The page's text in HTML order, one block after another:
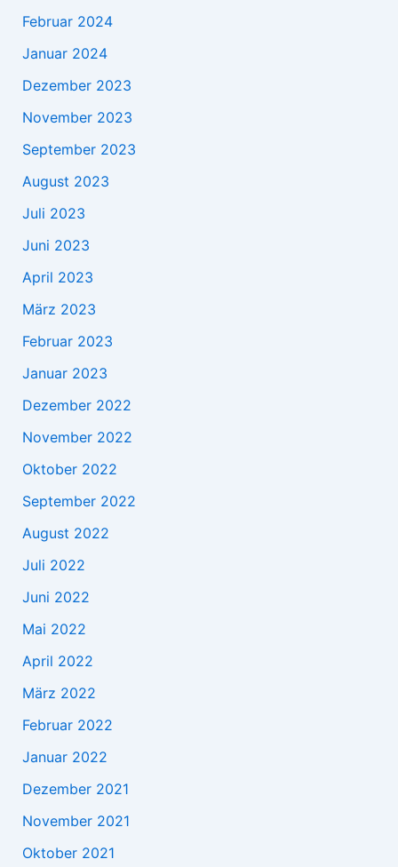
Februar 2024
Januar 2024
Dezember 2023
November 2023
September 2023
August 2023
Juli 2023
Juni 2023
April 2023
März 2023
Februar 2023
Januar 2023
Dezember 2022
November 2022
Oktober 2022
September 2022
August 2022
Juli 2022
Juni 2022
Mai 2022
April 2022
März 2022
Februar 2022
Januar 2022
Dezember 2021
November 2021
Oktober 2021